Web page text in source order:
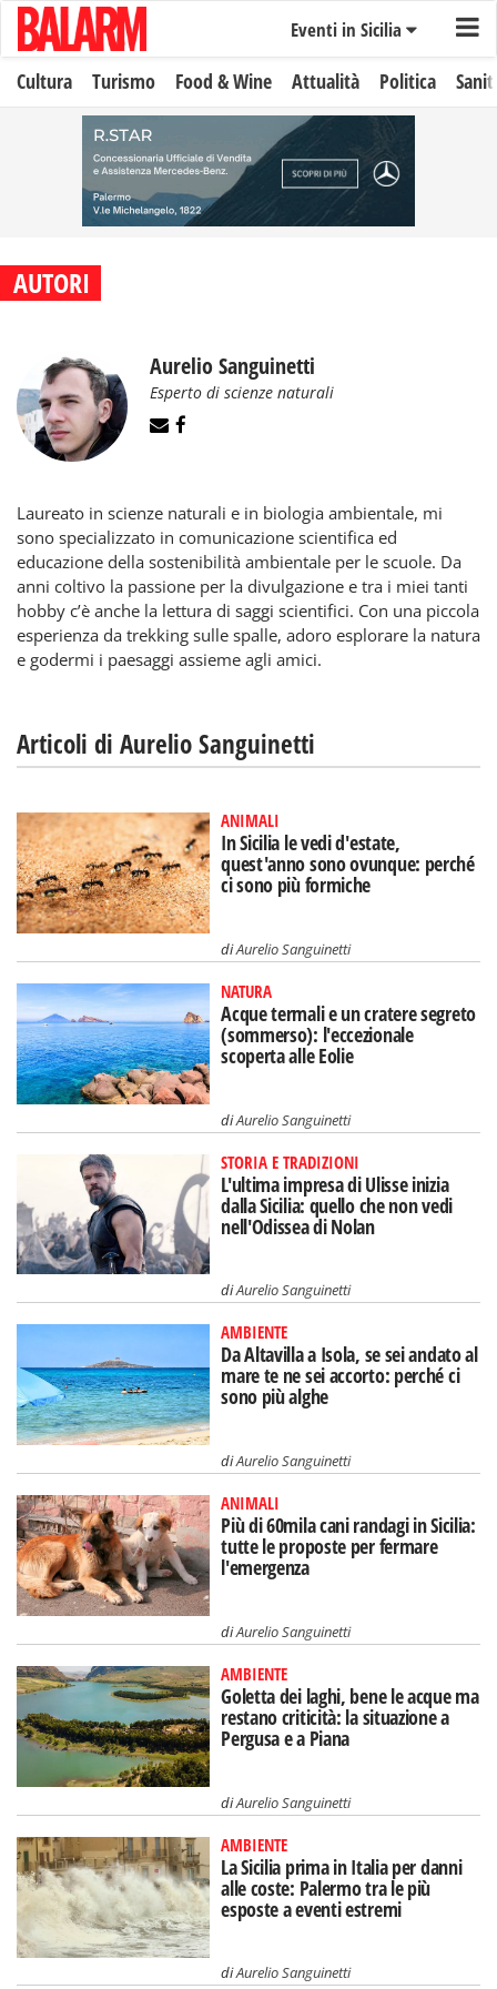
Eventi in Sicilia
Cultura Turismo Food & Wine Attualità Politica
AUTORI
Aurelio Sanguinetti
Esperto di scienze naturali
Laureato in scienze naturali e in biologia ambientale, mi
sono specializzato in comunicazione scientifica ed
educazione della sostenibilità ambientale per le scuole. Da
anni coltivo la passione per la divulgazione e tra i miei tanti
hobby c’è anche la lettura di saggi scientifici. Con una piccola
esperienza da trekking sulle spalle, adoro esplorare la natura
e godermi i paesaggi assieme agli amici.
Articoli di Aurelio Sanguinetti
ANIMALI
In Sicilia le vedi d'estate,
quest'anno sono ovunque: perché
ci sono più formiche
diAurelio Sanguinetti
NATURA
Acque termali e un cratere segreto
(sommerso): l'eccezionale
scoperta alle Eolie
diAurelio Sanguinetti
STORIA E TRADIZIONI
L'ultima impresa di Ulisse inizia
dalla Sicilia: quello che non vedi
nell'Odissea di Nolan
diAurelio Sanguinetti
AMBIENTE
Da Altavilla a Isola, se sei andato al
mare te ne sei accorto: perché ci
sono più alghe
diAurelio Sanguinetti
ANIMALI
Più di 60mila cani randagi in Sicilia:
tutte le proposte per fermare
l'emergenza
diAurelio Sanguinetti
AMBIENTE
Goletta dei laghi, bene le acque ma
restano criticità: la situazione a
Pergusa e a Piana
diAurelio Sanguinetti
AMBIENTE
La Sicilia prima in Italia per danni
alle coste: Palermo tra le più
esposte a eventi estremi
diAurelio Sanguinetti